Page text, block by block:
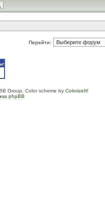
Перейти:
Group. Color scheme by ColorizeIt!
phpBB